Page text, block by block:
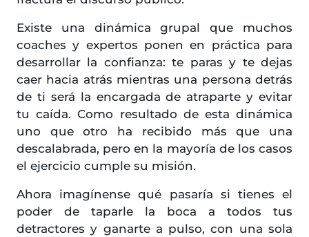
Existe una dinámica grupal que muchos
coaches y expertos ponen en práctica para
desarrollar la confianza: te paras y te dejas
caer hacia atrás mientras una persona detrás
de ti será la encargada de atraparte y evitar
tu caída. Como resultado de esta dinámica
uno que otro ha recibido más que una
descalabrada, pero en la mayoría de los casos
el ejercicio cumple su misión.
Ahora imagínense qué pasaría si tienes el
poder de taparle la boca a todos tus
detractores y ganarte a pulso, con una sola